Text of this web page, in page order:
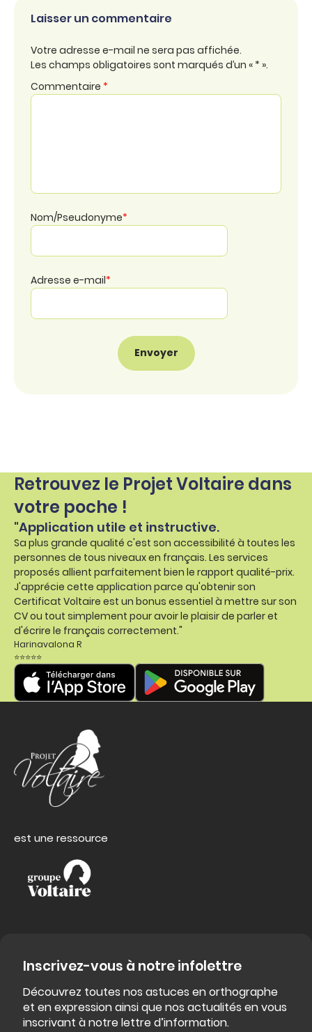
Laisser un commentaire
Votre adresse e-mail ne sera pas affichée.
Les champs obligatoires sont marqués d’un « * ».
Commentaire *
Nom/Pseudonyme*
Adresse e-mail*
Retrouvez le Projet Voltaire dans
votre poche !
"Application utile et instructive.
Sa plus grande qualité c'est son accessibilité à toutes les
personnes de tous niveaux en français. Les services
proposés allient parfaitement bien le rapport qualité-prix.
J'apprécie cette application parce qu'obtenir son
Certificat Voltaire est un bonus essentiel à mettre sur son
CV ou tout simplement pour avoir le plaisir de parler et
d'écrire le français correctement."
Harinavalona R
⭐⭐⭐⭐⭐
est une ressource
Inscrivez-vous à notre infolettre
Découvrez toutes nos astuces en orthographe
et en expression ainsi que nos actualités en vous
inscrivant à notre lettre d’information.